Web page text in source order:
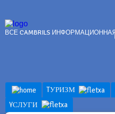
ВСЕ CAMBRILS
TУРИЗМ
YСЛУГИ